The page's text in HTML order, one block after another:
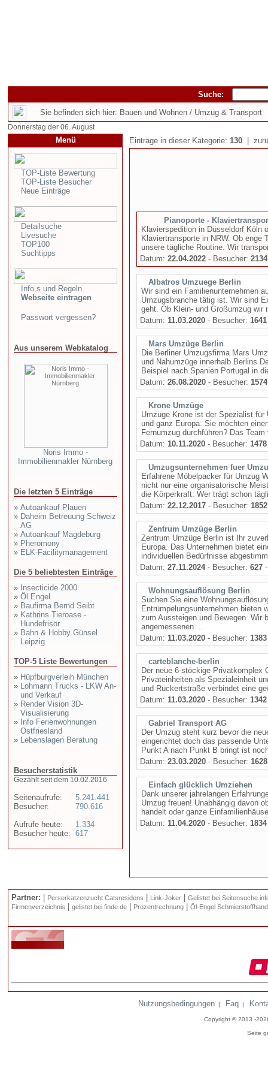
Suche:
Sie befinden sich hier: Bauen und Wohnen / Umzug & Transport
Donnerstag der 06. August
Menü
TOP-Liste Bewertung
TOP-Liste Besucher
Neue Einträge
Detailsuche
Livesuche
TOP100
Suchtipps
Info,s und Regeln
Webseite eintragen
Passwort vergessen?
Aus unserem Webkatalog
Noris Immo -
Immobilienmakler Nürnberg
Die letzten 5 Einträge
» Autoankauf Plauen
» Daheim Betreuung Schweiz
AG
» Autoankauf Magdeburg
» Pheromony
» ELK-Facilitymanagement
Die 5 beliebtesten Einträge
» Insecticide 2000
» Öl Engel
» Baufirma Bernd Seibt
» Kathrins Tieroase -
Hundefrisör
» Bahn & Hobby Günsel
Leipzig
TOP-5 Liste Bewertungen
» Hüpfburgverleih München
» Lohmann Trucks - LKW An-
und Verkauf
» Render Vision 3D-
Visualisierung
» Info Ferienwohnungen
Ostfriesland
» Lebenslagen Beratung
Besucherstatistik
Gezählt seit dem 10.02.2016
Seitenaufrufe:
Besucher:
Aufrufe heute:
Besucher heute:
5.241.441
790.616
1.334
617
Einträge in dieser Kategorie: 130 |
Pianoporte -
Klavierspedition in Düsseldorf Köln
Klaviertransporte in NRW. Ob enge
unsere tägliche Routine. Wir
Datum: 22.04.2022 - Besucher: 2134
Albatros Umzuege Berlin
Wir sind ein Familienunternehmen
Umzugsbranche tätig ist. Wir sind
geht. Ob Klein- und Großumzug wir
Datum: 11.03.2020 - Besucher: 1641
Mars Umzüge Berlin
Die Berliner Umzugsfirma Mars
und Nahumzüge innerhalb Berlins
Beispiel nach Spanien Portugal in
Datum: 26.08.2020 - Besucher: 1574
Krone Umzüge
Umzüge Krone ist der Spezialist für
und ganz Europa. Sie möchten
Fernumzug durchführen? Das
Datum: 10.11.2020 - Besucher: 1478
Umzugsunternehmen fuer
Erfahrene Möbelpacker für Umzug
nicht nur eine organisatorische
die Körperkraft. Wer trägt schon
Datum: 22.12.2017 - Besucher: 1852
Zentrum Umzüge Berlin
Zentrum Umzüge Berlin ist Ihr
Europa. Das Unternehmen bietet
individuellen Bedürfnisse
Datum: 27.11.2024- Besucher: 627
Wohnungsauflösung Berlin
Suchen Sie eine
Entrümpelungsunternehmen bieten
zum Aussteigen und Bewegen. Wir
angemessenen ...
Datum: 11.03.2020 - Besucher: 1383
carteblanche-berlin
Der neue 6-stöckige Privatkomplex
Privateinheiten als Spezialeinheit
und Rückertstraße verbindet eine
Datum: 11.03.2020 - Besucher: 1342
Gabriel Transport AG
Der Umzug steht kurz bevor die
eingerichtet doch das passende
Punkt A nach Punkt B bringt ist
Datum: 23.03.2020 - Besucher: 1628
Einfach glücklich Umziehen
Dank unserer jahrelangen
Umzug freuen! Unabhängig davon
handelt oder ganze
Datum: 11.04.2020 - Besucher: 1834
Partner: Perserkatzenzucht Catsresidens Link-Joker
Gelistet bei
Firmenverzeichnis
gelistet bei finde.de Prozentrechnung Öl-Engel
Nutzungsbedingungen | Faq |
Copyright © 2013 -
Seite